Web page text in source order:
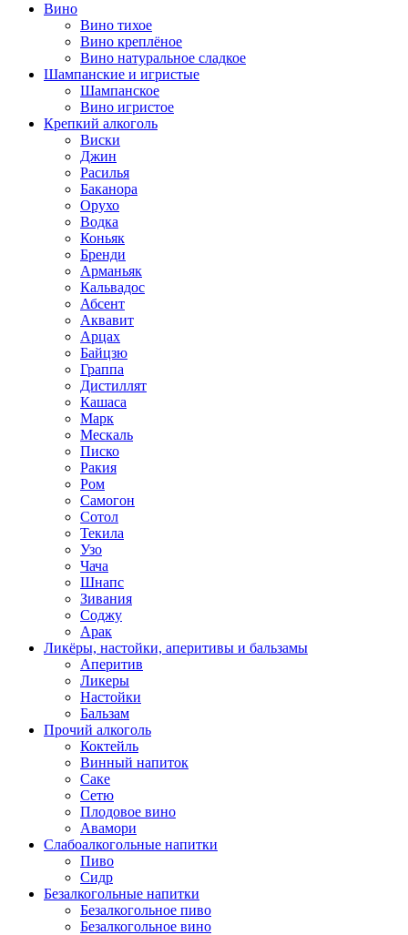
Вино
Вино тихое
Вино креплёное
Вино натуральное сладкое
Шампанские и игристые
Шампанское
Вино игристое
Крепкий алкоголь
Виски
Джин
Расилья
Баканора
Орухо
Водка
Коньяк
Бренди
Арманьяк
Кальвадос
Абсент
Аквавит
Арцах
Байцзю
Граппа
Дистиллят
Кашаса
Марк
Мескаль
Писко
Ракия
Ром
Самогон
Сотол
Текила
Узо
Чача
Шнапс
Зивания
Соджу
Арак
Ликёры, настойки, аперитивы и бальзамы
Аперитив
Ликеры
Настойки
Бальзам
Прочий алкоголь
Коктейль
Винный напиток
Саке
Сетю
Плодовое вино
Авамори
Слабоалкогольные напитки
Пиво
Сидр
Безалкогольные напитки
Безалкогольное пиво
Безалкогольное вино